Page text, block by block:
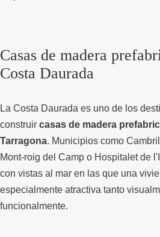
Casas de madera
Costa Daurada
La Costa Daurada es uno de los
construir casas de madera
Tarragona. Municipios como
Mont-roig del Camp o Hospitalet de
con vistas al mar en las que una
especialmente atractiva tanto
funcionalmente.